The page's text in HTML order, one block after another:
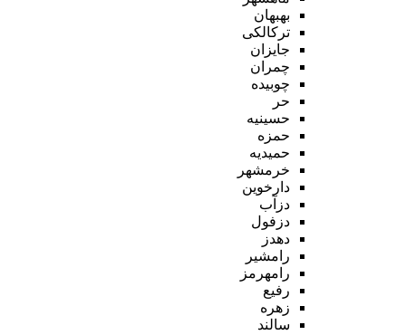
بهبهان
ترکالکی
جایزان
چمران
چوبیده
حر
حسینیه
حمزه
حمیدیه
خرمشهر
دارخوین
دزآب
دزفول
دهدز
رامشیر
رامهرمز
رفیع
زهره
سالند